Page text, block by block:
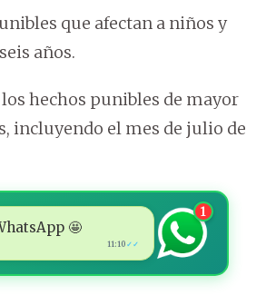
que afectan a niños y
años.
hechos punibles de mayor
incluyendo el mes de julio de
🤩
11:10 ✓✓
1